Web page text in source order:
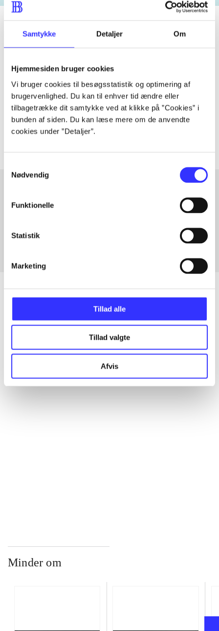
Samtykke Detaljer Om
Hjemmesiden bruger cookies
Vi bruger cookies til besøgsstatistik og optimering af
brugervenlighed. Du kan til enhver tid ændre eller
tilbagetrække dit samtykke ved at klikke på ”Cookies” i
bunden af siden. Du kan læse mere om de anvendte
cookies under ”Detaljer”.
Nødvendig
Funktionelle
Statistik
Marketing
Tillad alle
Tillad valgte
Afvis
Artiklen er en del af
lorem ipsum dolor sit amet ...
Tidsskrift
Artiklerne i handler ofte om
Artikler med samme emner
Artikler
Alle registrerede artikler fordelt på udgivelser
Minder om